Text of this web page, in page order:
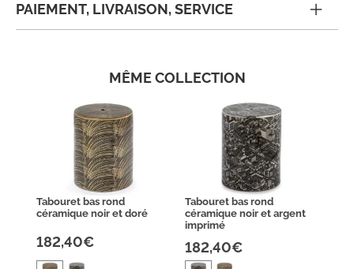
PAIEMENT, LIVRAISON, SERVICE
MÊME COLLECTION
Tabouret bas rond
céramique noir et doré
182,40€
Tabouret bas rond
céramique noir et argent
imprimé
182,40€